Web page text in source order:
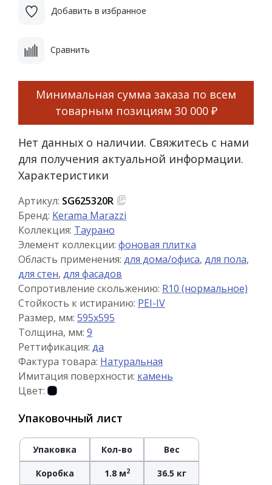
Добавить в избранное
Сравнить
Минимальная сумма заказа по всем
товарным позициям 30 000 ₽
Нет данных о наличии. Свяжитесь с нами
для получения актуальной информации.
Характеристики
Артикул: SG625320R
Бренд: Kerama Marazzi
Коллекция: Таурано
Элемент коллекции: фоновая плитка
Область применения: для дома/офиса, для пола,
для стен, для фасадов
Сопротивление скольжению: R10 (нормальное)
Стойкость к истиранию: PEI-IV
Размер, мм: 595x595
Толщина, мм: 9
Реттификация: да
Фактура товара: Натуральная
Имитация поверхности: камень
Цвет:
Упаковочный лист
Упаковка Кол-во Вес
Коробка 1.8 м2 36.5 кг